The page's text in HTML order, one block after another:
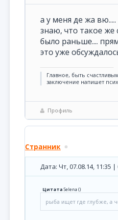
а у меня де жа
знаю, что такое же
было раньше....
это уже
Главное, быть
заключение напишет
Профиль
Странник
Дата: Чт, 07.08.14, 11:35
ЦитатаSelena ()
рыба ищет где глубже, а